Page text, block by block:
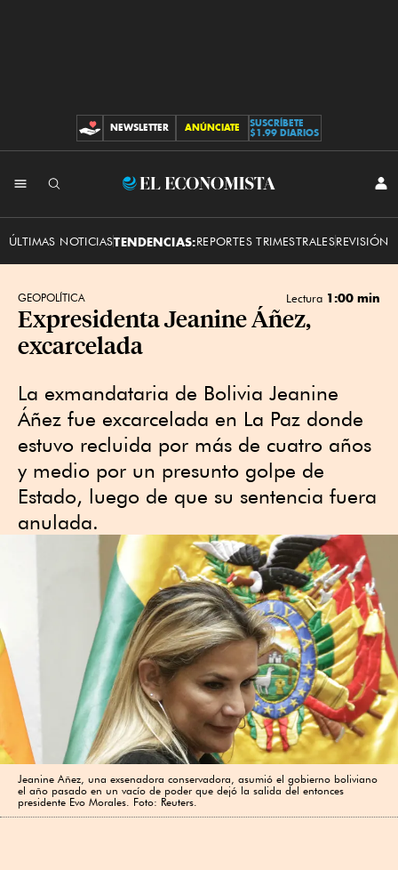
CONTRIBUCIONES
NEWSLETTER ANÚNCIATE
SUSCRÍBETE
$1.99 DIARIOS
El
ÚLTIMAS NOTICIASTENDENCIAS:REPORTES TRIMESTRALESREVISIÓN
GEOPOLÍTICA Lectura 1:00 min
Expresidenta Jeanine Áñez,
excarcelada
La exmandataria de Bolivia Jeanine
Áñez fue excarcelada en La Paz donde
estuvo recluida por más de cuatro años
y medio por un presunto golpe de
Estado, luego de que su sentencia fuera
anulada.
Jeanine Añez, una exsenadora conservadora, asumió el gobierno boliviano
el año pasado en un vacío de poder que dejó la salida del entonces
presidente Evo Morales. Foto: Reuters.